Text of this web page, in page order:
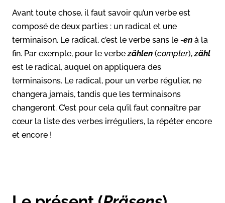
Avant toute chose, il faut savoir qu’un verbe est
composé de deux parties : un radical et une
terminaison. Le radical, c’est le verbe sans le -en à la
fin. Par exemple, pour le verbezählen (compter),zähl
est le radical, auquel on appliquera des
terminaisons. Le radical, pour un verbe régulier, ne
changera jamais, tandis que les terminaisons
changeront. C’est pour cela qu’il faut connaître par
cœur la liste des verbes irréguliers, la répéter encore
et encore !